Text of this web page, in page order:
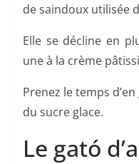
de saindoux utilisée
Elle se décline en
une à la crème
Prenez le temps
du sucre glace.
Le gató